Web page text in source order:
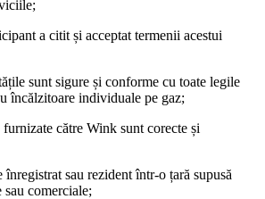
a citit și acceptat termenii acestui
sunt sigure și conforme cu toate legile
încălzitoare individuale pe gaz;
către Wink sunt corecte și
sau rezident într-o țară supusă
comerciale;